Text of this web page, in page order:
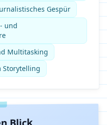
Gespür
und
Multitasking
Storytelling